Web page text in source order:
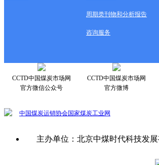
周期类刊物和分析报告
咨询服务
CCTD中国煤炭市场网
官方微信公众号
CCTD中国煤炭市场网
官方微博
中国煤炭运销协会国家煤炭工业网
主办单位：北京中煤时代科技发